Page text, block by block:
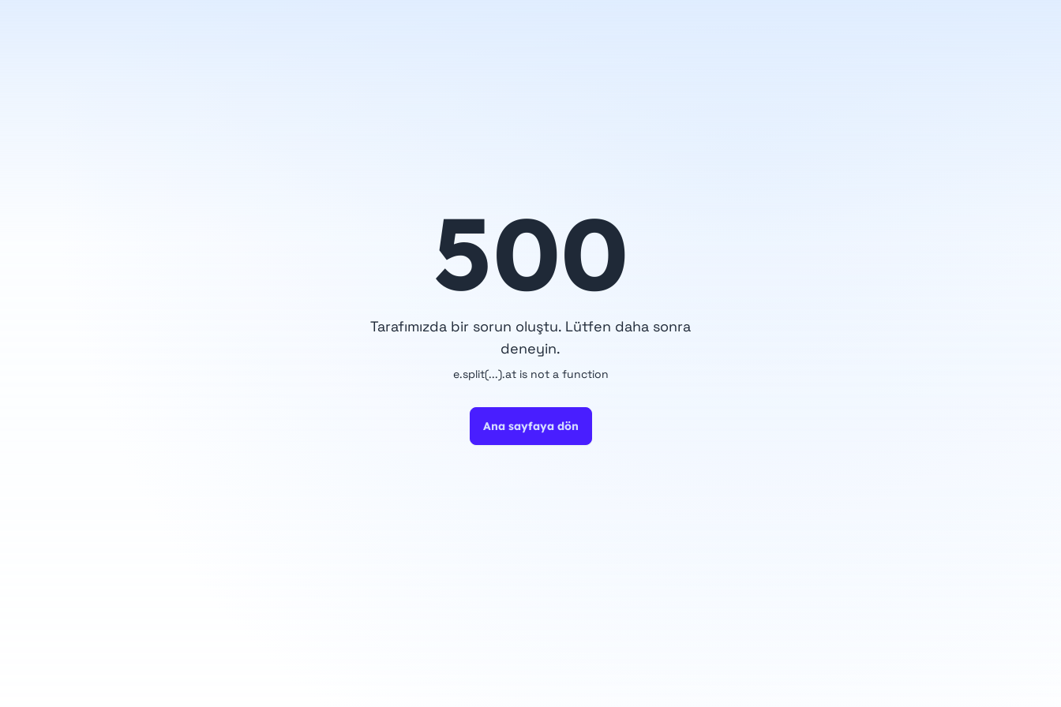
500
Tarafımızda bir sorun oluştu. Lütfen daha sonra
deneyin.
e.split(...).at is not a function
Ana sayfaya dön